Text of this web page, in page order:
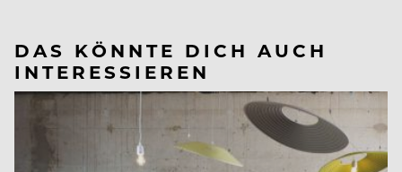
DAS KÖNNTE DICH AUCH
INTERESSIEREN